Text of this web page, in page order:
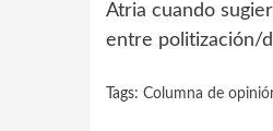
Atria cuando
entre politización/
Tags: Columna de